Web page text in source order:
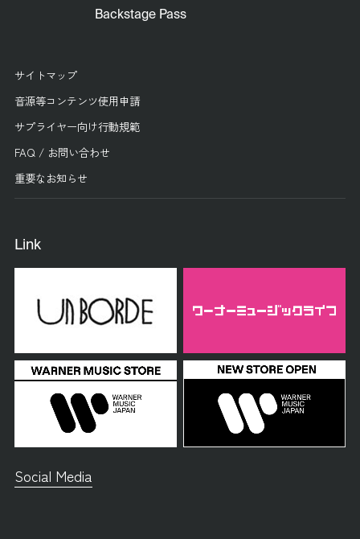
Backstage Pass
サイトマップ
音源等コンテンツ使用申請
サプライヤー向け行動規範
FAQ / お問い合わせ
重要なお知らせ
Link
Social Media